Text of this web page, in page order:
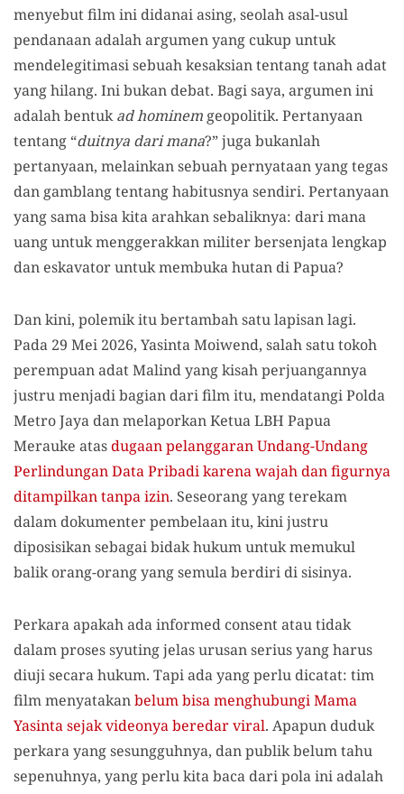
menyebut film ini didanai asing, seolah asal-usul
pendanaan adalah argumen yang cukup untuk
mendelegitimasi sebuah kesaksian tentang tanah adat
yang hilang. Ini bukan debat. Bagi saya, argumen ini
adalah bentukad hominem geopolitik. Pertanyaan
tentang “duitnya dari mana?” juga bukanlah
pertanyaan, melainkan sebuah pernyataan yang tegas
dan gamblang tentang habitusnya sendiri. Pertanyaan
yang sama bisa kita arahkan sebaliknya: dari mana
uang untuk menggerakkan militer bersenjata lengkap
dan eskavator untuk membuka hutan di Papua?
Dan kini, polemik itu bertambah satu lapisan lagi.
Pada 29 Mei 2026, Yasinta Moiwend, salah satu tokoh
perempuan adat Malind yang kisah perjuangannya
justru menjadi bagian dari film itu, mendatangi Polda
Metro Jaya dan melaporkan Ketua LBH Papua
Merauke atasdugaan pelanggaran Undang-Undang
Perlindungan Data Pribadi karena wajah dan figurnya
ditampilkan tanpa izin. Seseorang yang terekam
dalam dokumenter pembelaan itu, kini justru
diposisikan sebagai bidak hukum untuk memukul
balik orang-orang yang semula berdiri di sisinya.
Perkara apakah ada informed consent atau tidak
dalam proses syuting jelas urusan serius yang harus
diuji secara hukum. Tapi ada yang perlu dicatat: tim
film menyatakanbelum bisa menghubungi Mama
Yasinta sejak videonya beredar viral. Apapun duduk
perkara yang sesungguhnya, dan publik belum tahu
sepenuhnya, yang perlu kita baca dari pola ini adalah